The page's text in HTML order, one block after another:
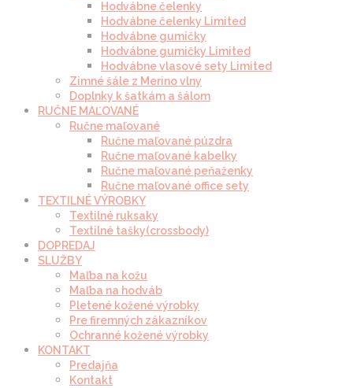
Hodvábne čelenky
Hodvábne čelenky Limited
Hodvábne gumičky
Hodvábne gumičky Limited
Hodvábne vlasové sety Limited
Zimné šále z Merino vlny
Doplnky k šatkám a šálom
RUČNE MAĽOVANÉ
Ručne maľované
Ručne maľované púzdra
Ručne maľované kabelky
Ručne maľované peňaženky
Ručne maľované office sety
TEXTILNÉ VÝROBKY
Textilné ruksaky
Textilné tašky(crossbody)
DOPREDAJ
SLUŽBY
Maľba na kožu
Maľba na hodváb
Pletené kožené výrobky
Pre firemných zákazníkov
Ochranné kožené výrobky
KONTAKT
Predajňa
Kontakt